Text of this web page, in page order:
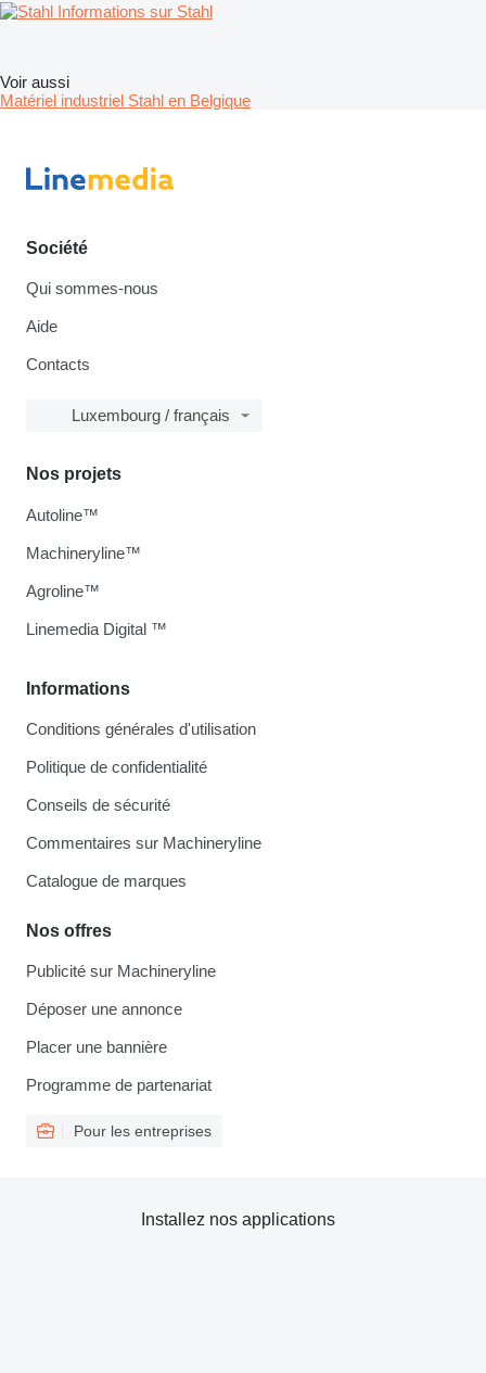
Informations sur Stahl
Voir aussi
Matériel industriel Stahl en Belgique
Société
Qui sommes-nous
Aide
Contacts
Luxembourg / français
Informations
Conditions générales d'utilisation
Politique de confidentialité
Conseils de sécurité
Commentaires sur Machineryline
Catalogue de marques
Nos offres
Publicité sur Machineryline
Déposer une annonce
Placer une bannière
Programme de partenariat
Pour les entreprises
Nos projets
Autoline™
Machineryline™
Agroline™
Linemedia Digital ™
Installez nos applications